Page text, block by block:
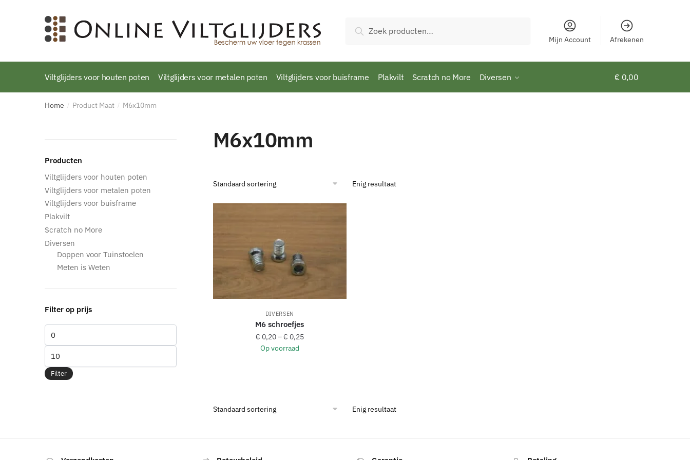
naar:
Zoeken
Mijn Account Afrekenen
Viltglijders voor houten poten Viltglijders voor metalen poten Viltglijders voor buisframe Plakvilt Scratch no More Diversen € 0,00
Home / Product Maat / M6x10mm
M6x10mm
Enig resultaat
DIVERSEN
M6 schroefjes
€ 0,20–€ 0,25
Op voorraad
Enig resultaat
Producten
Viltglijders voor houten poten
Viltglijders voor metalen poten
Viltglijders voor buisframe
Plakvilt
Scratch no More
Diversen
Doppen voor Tuinstoelen
Meten is Weten
Filter op prijs
Min.
prijs
Max.
prijs
Filter